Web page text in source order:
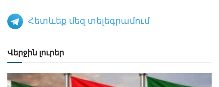
Հետևեք մեզ տելեգրամում
Վերջին լուրեր